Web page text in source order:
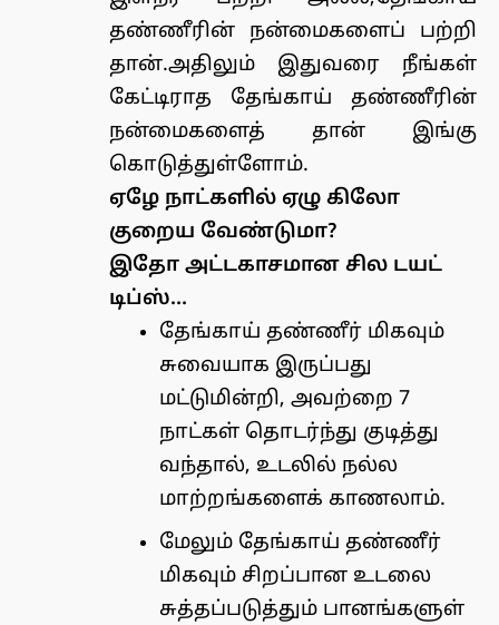
தண்ணீரின் நன்மைகளைப் பற்றி
தான்.அதிலும் இதுவரை நீங்கள்
கேட்டிராத தேங்காய் தண்ணீரின்
நன்மைகளைத் தான் இங்கு
கொடுத்துள்ளோம்.
ஏழே நாட்களில் ஏழு கிலோ
குறைய வேண்டுமா?
இதோ அட்டகாசமான சில டயட்
டிப்ஸ்…
தேங்காய் தண்ணீர் மிகவும்
சுவையாக இருப்பது
மட்டுமின்றி, அவற்றை 7
நாட்கள் தொடர்ந்து குடித்து
வந்தால், உடலில் நல்ல
மாற்றங்களைக் காணலாம்.
மேலும் தேங்காய் தண்ணீர்
மிகவும் சிறப்பான உடலை
சுத்தப்படுத்தும் பானங்களுள்